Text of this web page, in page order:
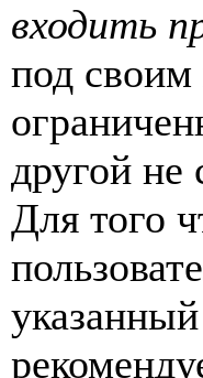
входить
под своим
другой не
Для того